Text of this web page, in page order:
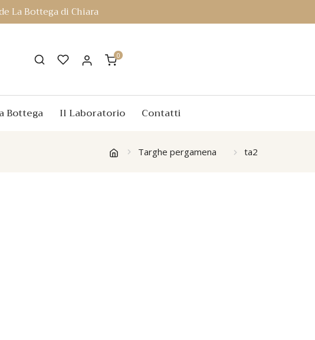
La Bottega di Chiara
0
Bottega Il Laboratorio Contatti
Targhe pergamena ta2